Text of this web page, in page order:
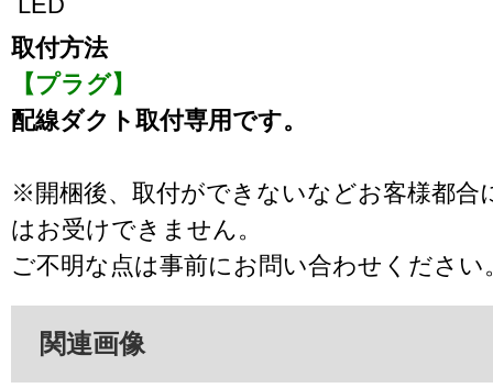
取付方法
【プラグ】
配線ダクト取付専用です。
※開梱後、取付ができないなどお客様都合
はお受けできません。
ご不明な点は事前にお問い合わせください
関連画像